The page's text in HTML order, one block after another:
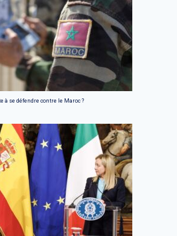
à se défendre contre le Maroc ?